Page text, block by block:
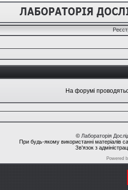
На форумі
© Лабораторія
При будь-якому використанні матеріалів
Зв'язок з
Powered